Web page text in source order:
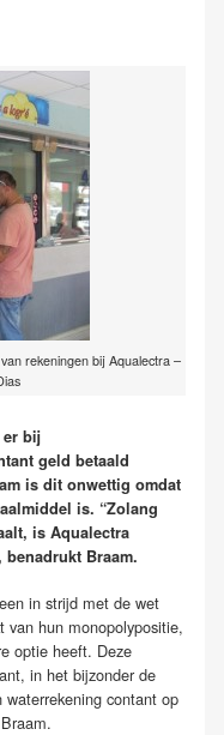
rekeningen bij Aqualectra –
er bij
geld betaald
is dit onwettig omdat
is. “Zolang
is Aqualectra
Braam.
in strijd met de wet
van hun monopolypositie,
optie heeft. Deze
in het bijzonder de
contant op